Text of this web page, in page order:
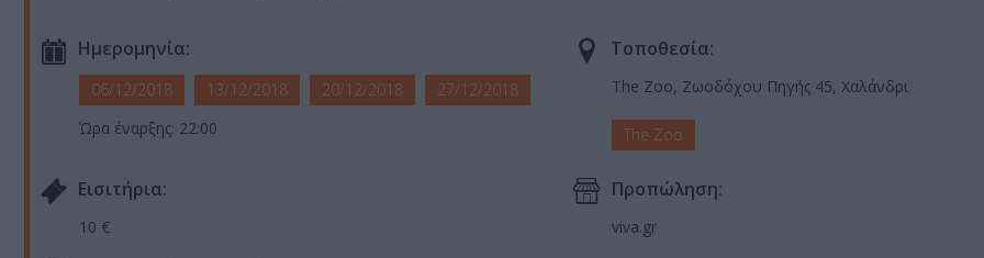
Ημερομηνία:
06/12/2018 13/12/2018 20/12/2018
27/12/2018
Ώρα έναρξης: 22:00
Τοποθεσία:
The Zoo, Ζωοδόχου Πηγής 45, Χαλάνδρι
The Zoo
Eισιτήρια:
10 €
Προπώληση:
viva.gr